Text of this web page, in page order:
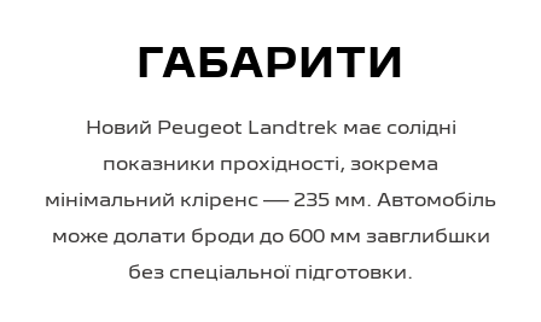
ГАБАРИТИ
Новий Peugeot Landtrek має солідні
показники прохідності, зокрема
мінімальний кліренс — 235 мм. Автомобіль
може долати броди до 600 мм завглибшки
без спеціальної підготовки.